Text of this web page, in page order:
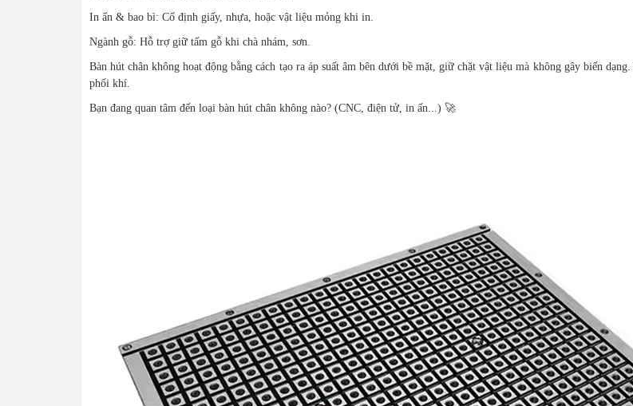
In ấn & bao bì: Cố định giấy, nhựa, hoặc vật liệu mỏng khi in.
Ngành gỗ: Hỗ trợ giữ tấm gỗ khi chà nhám, sơn.
Bàn hút chân không hoạt động bằng cách tạo ra áp suất âm bên dưới bề mặt, giữ chặt vật liệu mà không gây biến
phối khí.
Bạn đang quan tâm đến loại bàn hút chân không nào? (CNC, điện tử, in ấn...) 🚀